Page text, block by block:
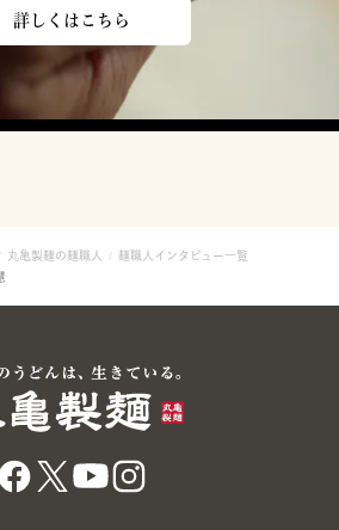
詳しくはこちら
丸亀製麺の麺職人
麺職人インタビュー一覧